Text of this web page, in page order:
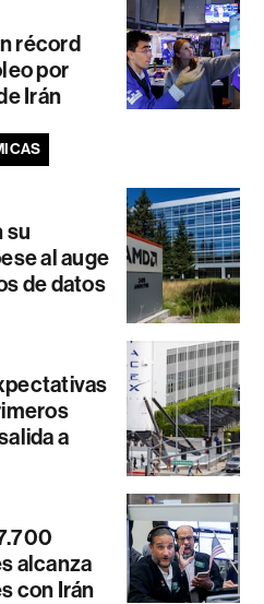
récord
por
Irán
su
al auge
de datos
a
alcanza
con Irán